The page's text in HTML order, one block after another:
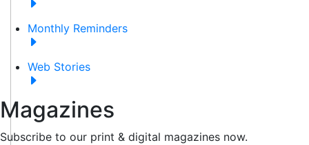
Monthly Reminders
Web Stories
Magazines
Subscribe to our print & digital magazines now.